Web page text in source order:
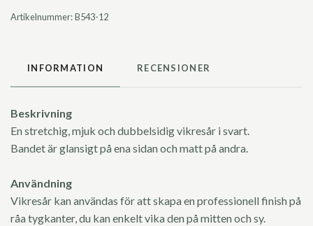
Artikelnummer:B543-12
INFORMATION RECENSIONER
Beskrivning
En stretchig, mjuk och dubbelsidig vikresår i svart.
Bandet är glansigt på ena sidan och matt på andra.
Användning
Vikresår kan användas för att skapa en professionell finish på
råa tygkanter, du kan enkelt vika den på mitten och sy.